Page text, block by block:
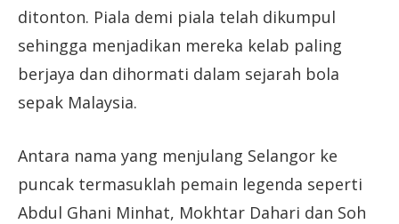
ditonton. Piala demi piala telah dikumpul
sehingga menjadikan mereka kelab paling
berjaya dan dihormati dalam sejarah bola
sepak Malaysia.
Antara nama yang menjulang Selangor ke
puncak termasuklah pemain legenda seperti
Abdul Ghani Minhat, Mokhtar Dahari dan Soh